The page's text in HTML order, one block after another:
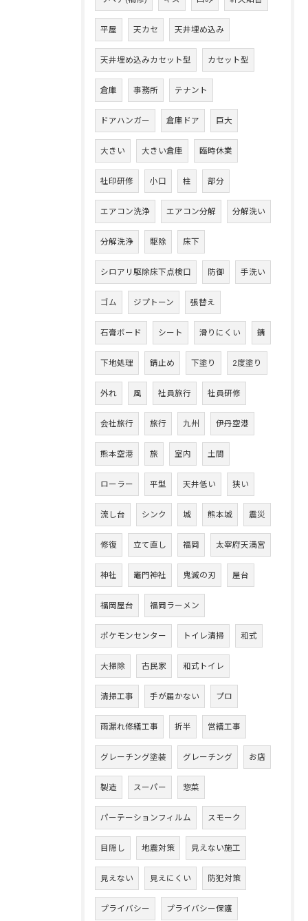
平屋 天カセ 天井埋め込み
天井埋め込みカセット型 カセット型
倉庫 事務所 テナント
ドアハンガー 倉庫ドア 巨大
大きい 大きい倉庫 臨時休業
社印研修 小口 柱 部分
エアコン洗浄 エアコン分解 分解洗い
分解洗浄 駆除 床下
シロアリ駆除床下点検口 防御 手洗い
ゴム ジプトーン 張替え
石膏ボード シート 滑りにくい 錆
下地処理 錆止め 下塗り 2度塗り
外れ 風 社員旅行 社員研修
会社旅行 旅行 九州 伊丹空港
熊本空港 旅 室内 土間
ローラー 平型 天井低い 狭い
流し台 シンク 城 熊本城 震災
修復 立て直し 福岡 太宰府天満宮
神社 竈門神社 鬼滅の刃 屋台
福岡屋台 福岡ラーメン
ポケモンセンター トイレ清掃 和式
大掃除 古民家 和式トイレ
清掃工事 手が届かない プロ
雨漏れ修繕工事 折半 営繕工事
グレーチング塗装 グレーチング お店
製造 スーパー 惣菜
パーテーションフィルム スモーク
目隠し 地震対策 見えない施工
見えない 見えにくい 防犯対策
プライバシー プライバシー保護